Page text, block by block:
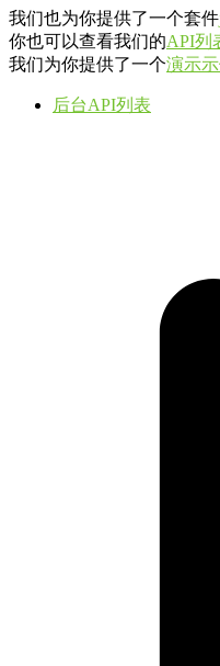
我们也为你提供了一个套件
你也可以查看我们的API列
我们为你提供了一个演示示
后台API列表